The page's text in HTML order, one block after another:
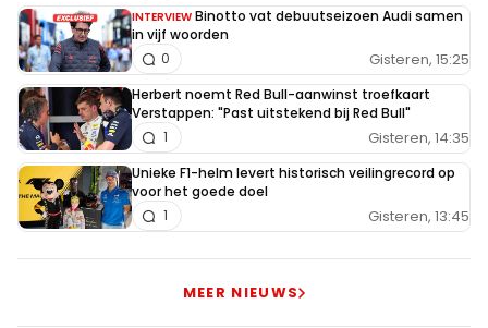
INTERVIEW Binotto vat debuutseizoen Audi samen
in vijf woorden
Gisteren, 15:25
0
Herbert noemt Red Bull-aanwinst troefkaart
Verstappen: "Past uitstekend bij Red Bull"
Gisteren, 14:35
1
Unieke F1-helm levert historisch veilingrecord op
voor het goede doel
Gisteren, 13:45
1
MEER NIEUWS